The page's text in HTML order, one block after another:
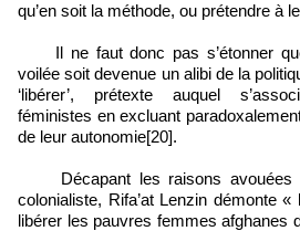
qu’en soit la méthode, ou prétendre à
Il ne faut donc pas s’étonner
voilée soit devenue un alibi de la
‘libérer’, prétexte auquel
féministes en excluant
de leur autonomie[20].
Décapant les raisons avouées
colonialiste, Rifa’at Lenzin démonte
libérer les pauvres femmes afghanes